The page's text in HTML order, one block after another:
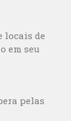
locais de
em seu
pelas